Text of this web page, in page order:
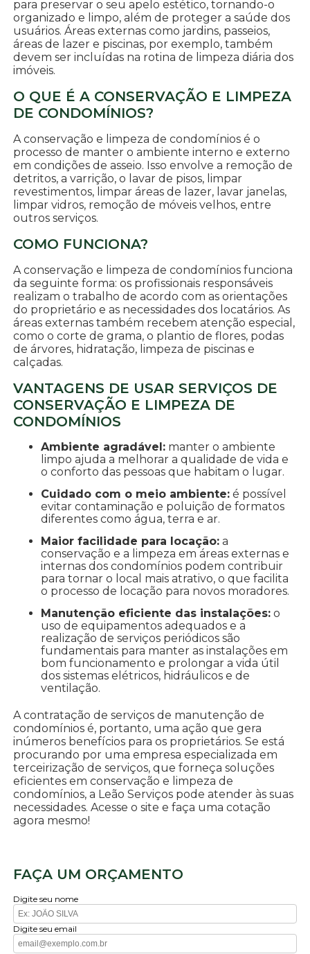
para preservar o seu apelo estético, tornando-o
organizado e limpo, além de proteger a saúde dos
usuários. Áreas externas como jardins, passeios,
áreas de lazer e piscinas, por exemplo, também
devem ser incluídas na rotina de limpeza diária dos
imóveis.
O QUE É A CONSERVAÇÃO E LIMPEZA
DE CONDOMÍNIOS?
A conservação e limpeza de condomínios é o
processo de manter o ambiente interno e externo
em condições de asseio. Isso envolve a remoção de
detritos, a varrição, o lavar de pisos, limpar
revestimentos, limpar áreas de lazer, lavar janelas,
limpar vidros, remoção de móveis velhos, entre
outros serviços.
COMO FUNCIONA?
A conservação e limpeza de condomínios funciona
da seguinte forma: os profissionais responsáveis
realizam o trabalho de acordo com as orientações
do proprietário e as necessidades dos locatários. As
áreas externas também recebem atenção especial,
como o corte de grama, o plantio de flores, podas
de árvores, hidratação, limpeza de piscinas e
calçadas.
VANTAGENS DE USAR SERVIÇOS DE
CONSERVAÇÃO E LIMPEZA DE
CONDOMÍNIOS
Ambiente agradável: manter o ambiente
limpo ajuda a melhorar a qualidade de vida e
o conforto das pessoas que habitam o lugar.
Cuidado com o meio ambiente: é possível
evitar contaminação e poluição de formatos
diferentes como água, terra e ar.
Maior facilidade para locação: a
conservação e a limpeza em áreas externas e
internas dos condomínios podem contribuir
para tornar o local mais atrativo, o que facilita
o processo de locação para novos moradores.
Manutenção eficiente das instalações: o
uso de equipamentos adequados e a
realização de serviços periódicos são
fundamentais para manter as instalações em
bom funcionamento e prolongar a vida útil
dos sistemas elétricos, hidráulicos e de
ventilação.
A contratação de serviços de manutenção de
condomínios é, portanto, uma ação que gera
inúmeros benefícios para os proprietários. Se está
procurando por uma empresa especializada em
terceirização de serviços, que forneça soluções
eficientes em conservação e limpeza de
condomínios, a Leão Serviços pode atender às suas
necessidades. Acesse o site e faça uma cotação
agora mesmo!
FAÇA UM ORÇAMENTO
Digite seu nome
Digite seu email